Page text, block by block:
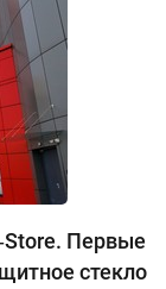
Первые
стекло